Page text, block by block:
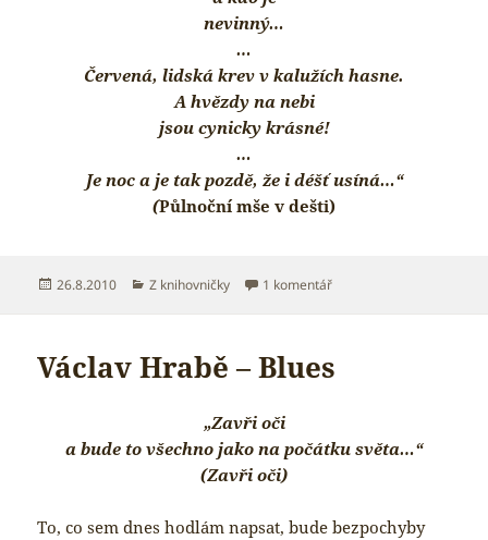
nevinný…
…
Červená, lidská krev v kalužích hasne.
A hvězdy na nebi
jsou cynicky krásné!
…
Je noc a je tak pozdě, že i déšť usíná…“
(Půlnoční mše v dešti)
Publikováno:
26.8.2010 Rubriky:
Z knihovničky 1 komentářu textu s názvem Still in
Václav Hrabě – Blues
„Zavři oči
a bude to všechno jako na počátku světa…“
(Zavři oči)
To, co sem dnes hodlám napsat, bude bezpochyby